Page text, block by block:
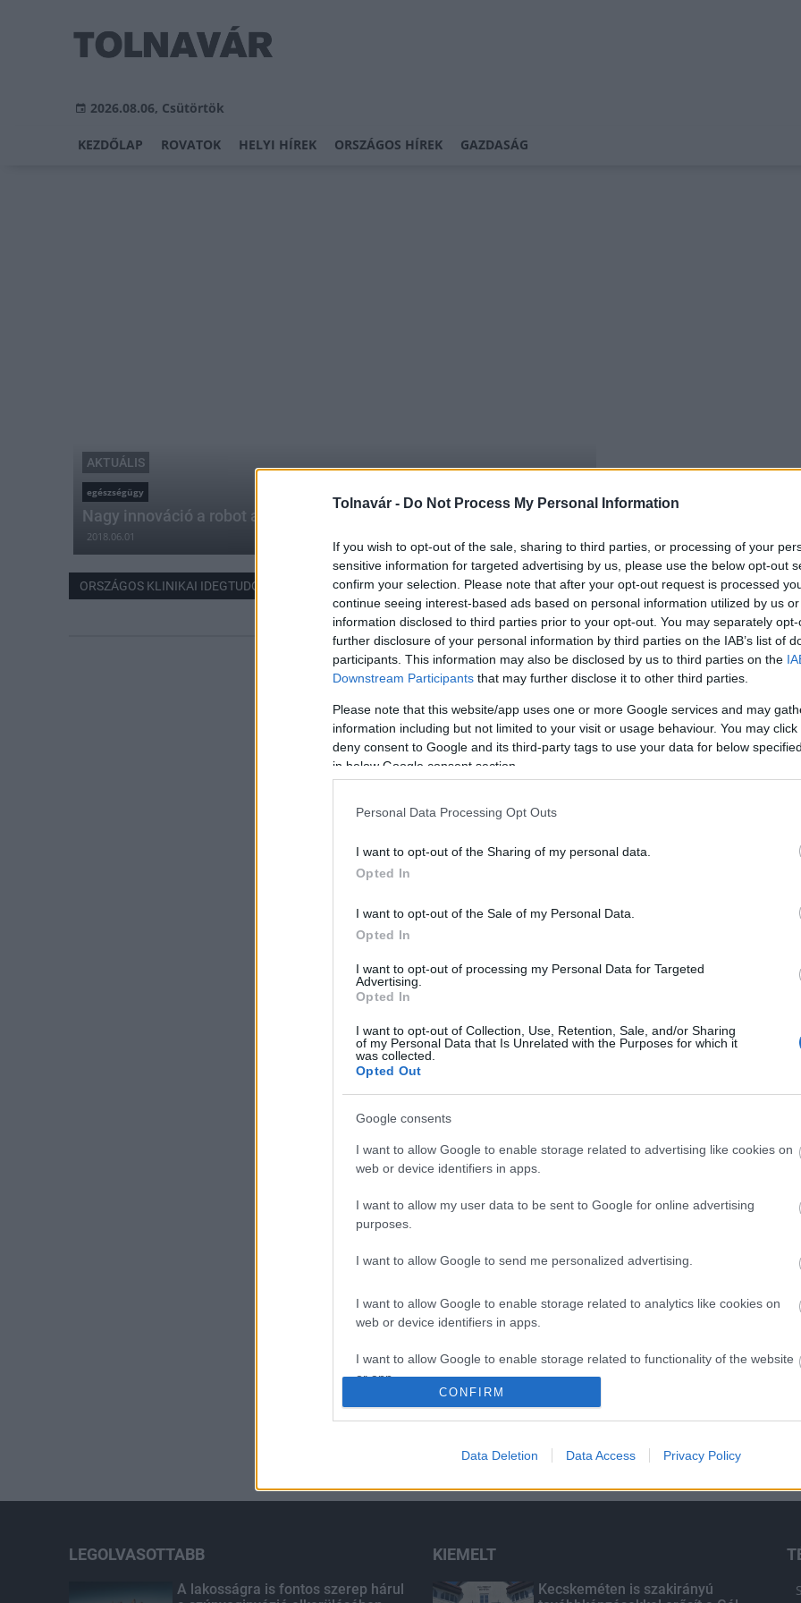
Tolnavár - Do Not Process My Personal Information
If you wish to opt-out of the sale, sharing to third parties, or processing of your
sensitive information for targeted advertising by us, please use the below opt-out
confirm your selection. Please note that after your opt-out request is processed
continue seeing interest-based ads based on personal information utilized by us
information disclosed to third parties prior to your opt-out. You may separately
further disclosure of your personal information by third parties on the IAB’s list of
participants. This information may also be disclosed by us to third parties on the
Downstream Participants that may further disclose it to other third parties.
Please note that this website/app uses one or more Google services and may
information including but not limited to your visit or usage behaviour. You may
deny consent to Google and its third-party tags to use your data for below
in below Google consent section.
Personal Data Processing Opt Outs
I want to opt-out of the Sharing of my personal data.
Opted In
I want to opt-out of the Sale of my Personal Data.
Opted In
I want to opt-out of processing my Personal Data for Targeted
Advertising.
Opted In
I want to opt-out of Collection, Use, Retention, Sale, and/or Sharing
of my Personal Data that Is Unrelated with the Purposes for which it
was collected.
Opted Out
Google consents
I want to allow Google to enable storage related to advertising like cookies on
web or device identifiers in apps.
I want to allow my user data to be sent to Google for online advertising
purposes.
I want to allow Google to send me personalized advertising.
I want to allow Google to enable storage related to analytics like cookies on
web or device identifiers in apps.
I want to allow Google to enable storage related to functionality of the website
or app.
I want to allow Google to enable storage related to security, including
CONFIRM
Data Deletion Data Access Privacy Policy
2026.08.06, Csütörtök
KEZDŐLAP ROVATOK HELYI HÍREK ORSZÁGOS HÍREK GAZDASÁG
AKTUÁLIS
egészségügy
Nagy innováció a robot a magyar egészségügyben
2018.06.01
ORSZÁGOS KLINIKAI IDEGTUDOMÁNYI INTÉZET
LEGOLVASOTTABB
A lakosságra is fontos szerep hárul
KIEMELT
Kecskeméten is szakirányú